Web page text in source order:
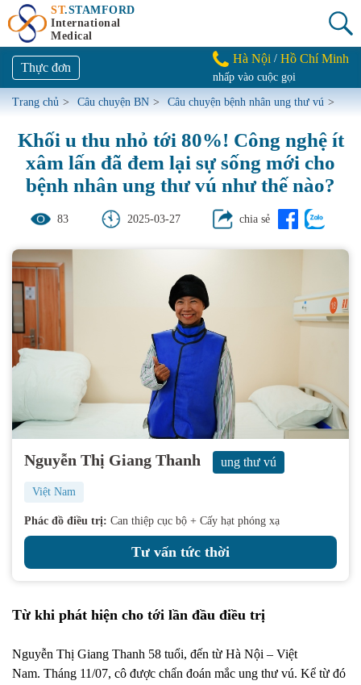
ST.STAMFORD
International
Medical
Thực đơn
Hà Nội / Hồ Chí Minh
nhấp vào cuộc gọi
Trang chủ > Câu chuyện BN > Câu chuyện bệnh nhân ung thư vú >
Khối u thu nhỏ tới 80%! Công nghệ ít
xâm lấn đã đem lại sự sống mới cho
bệnh nhân ung thư vú như thế nào?
83 2025-03-27 chia sẻ
Nguyễn Thị Giang Thanh ung thư vú
Việt Nam
Phác đồ điều trị: Can thiệp cục bộ + Cấy hạt phóng xạ
Tư vấn tức thời
Từ khi phát hiện cho tới lần đầu điều trị
Nguyễn Thị Giang Thanh 58 tuổi, đến từ Hà Nội – Việt
Nam. Tháng 11/07, cô được chẩn đoán mắc ung thư vú. Kể từ đó